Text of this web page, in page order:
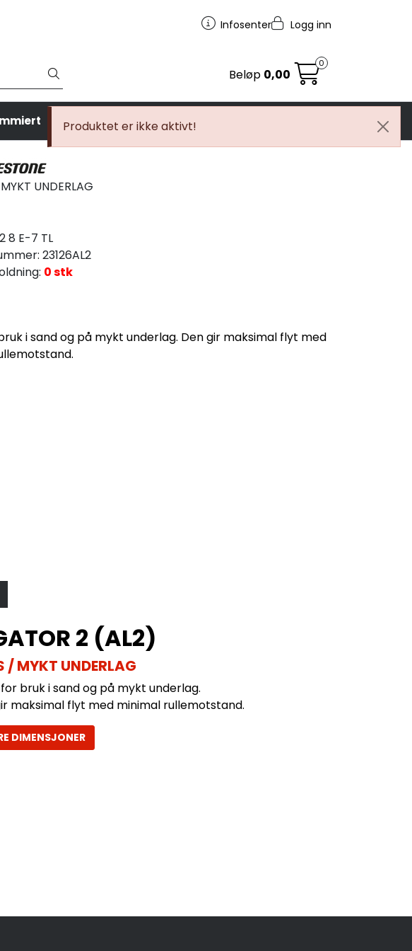
Infosenter Logg inn
Beløp 0,00
0
Anlegg MC
Produktet er ikke aktivt!
UNDERLAG
8 E-7 TL
23126AL2
0 stk
i sand og på mykt underlag. Den gir maksimal flyt med
2 (AL2)
/ MYKT UNDERLAG
bruk i sand og på mykt underlag.
maksimal flyt med minimal rullemotstand.
DIMENSJONER